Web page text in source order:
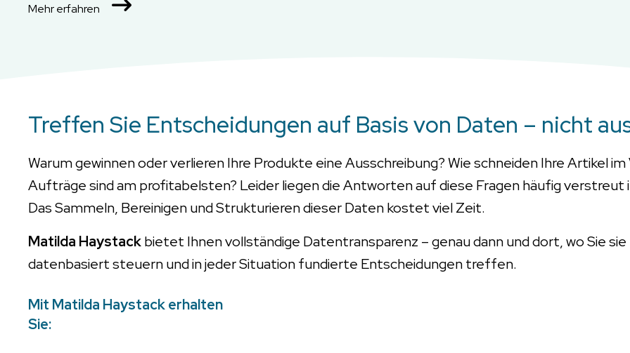
Mehr erfahren
Treffen Sie Entscheidungen auf Basis von Daten – nicht
Warum gewinnen oder verlieren Ihre Produkte eine Ausschreibung? Wie schneiden Ihre Artikel
Aufträge sind am profitabelsten? Leider liegen die Antworten auf diese Fragen häufig
Das Sammeln, Bereinigen und Strukturieren dieser Daten kostet viel Zeit.
Matilda Haystackbietet Ihnen vollständige Datentransparenz – genau dann und dort, wo Sie
datenbasiert steuern und in jeder Situation fundierte Entscheidungen treffen.
Mit Matilda Haystack erhalten
Sie: